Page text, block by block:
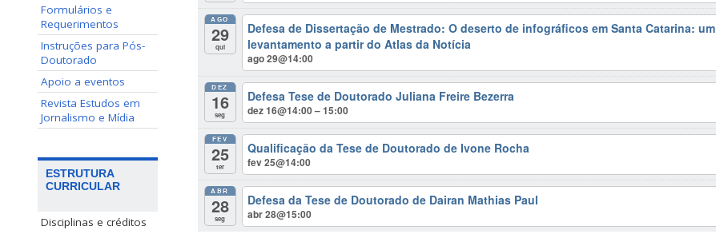
Formulários e
Requerimentos
Instruções para Pós-
Doutorado
Apoio a eventos
Revista Estudos em
Jornalismo e Mídia
ESTRUTURA
CURRICULAR
Disciplinas e créditos
AGO
29
qui
Defesa de Dissertação de Mestrado: O deserto de infográficos em Santa Catarina: um
levantamento a partir do Atlas da Notícia
ago 29@14:00
DEZ
16
seg
Defesa Tese de Doutorado Juliana Freire Bezerra
dez 16@14:00 – 15:00
FEV
25
ter
Qualificação da Tese de Doutorado de Ivone Rocha
fev 25@14:00
ABR
28
seg
Defesa da Tese de Doutorado de Dairan Mathias Paul
abr 28@15:00